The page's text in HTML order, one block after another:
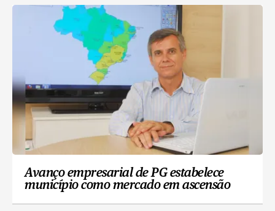
Avanço empresarial de PG estabelece
município como mercado em ascensão